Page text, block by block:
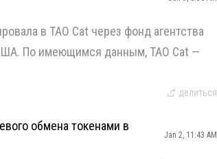
в TAO Cat через фонд агентства
По имеющимся данным, TAO Cat —
делиться
обмена токенами в
Jan 2, 11:43 AM